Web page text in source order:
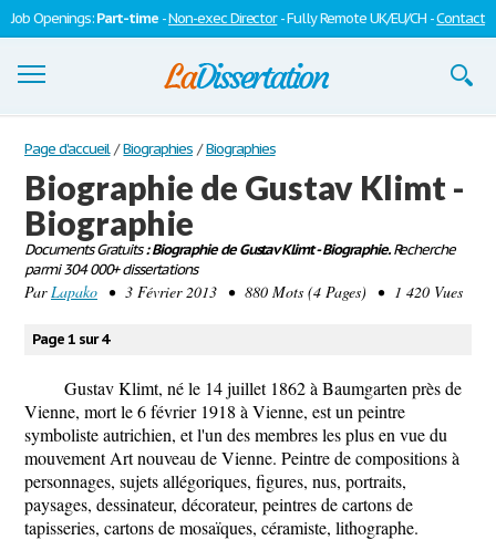
Job Openings:Part-time -Non-exec Director- Fully Remote UK/EU/CH -Contact
Dissertations
S'inscrire
Se connecter
Contactez-nous
Page d'accueil / Biographies / Biographies
Biographie de Gustav Klimt -
Biographie
Documents Gratuits: Biographie de Gustav Klimt - Biographie.Recherche
parmi 304 000+ dissertations
ParLapako • 3 Février 2013 • 880 Mots (4 Pages) • 1 420 Vues
Page 1 sur 4
Gustav Klimt, né le 14 juillet 1862 à Baumgarten près de
Vienne, mort le 6 février 1918 à Vienne, est un peintre
symboliste autrichien, et l'un des membres les plus en vue du
mouvement Art nouveau de Vienne. Peintre de compositions à
personnages, sujets allégoriques, figures, nus, portraits,
paysages, dessinateur, décorateur, peintres de cartons de
tapisseries, cartons de mosaïques, céramiste, lithographe.